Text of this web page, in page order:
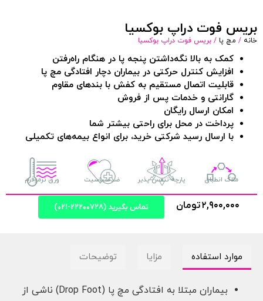
بریس فوت دراپ بوکسیا
خانه / مچ پا / بریس فوت دراپ بوکسیا
کمک به بالا نگه‌داشتن پنجه پا در هنگام راه‌رفتن
افزایش کنترل حرکتی در بیماران دچار افتادگی مچ پا
قابلیت اتصال مستقیم به کفش با بندهای مقاوم
گارانتی و خدمات پس از فروش
امکان ارسال رایگان
پرداخت در محل برای راحتی بیشتر شما
با ارسال رسید شرکتی خرید، برای انواع بیمه‌های تکمیلی
ملاک انطباق پارچه تنفس پذیر ضدحساسیت ورق ترموفرم
۲,۹۰۰,۰۰۰تومان تماس بگیرید (۲۲۲۰۰۷۲۸-۰۲۱)
موارد استفاده مزایا توضیحات
بیماران مبتلا به افتادگی مچ پا (Drop Foot) ناشی از